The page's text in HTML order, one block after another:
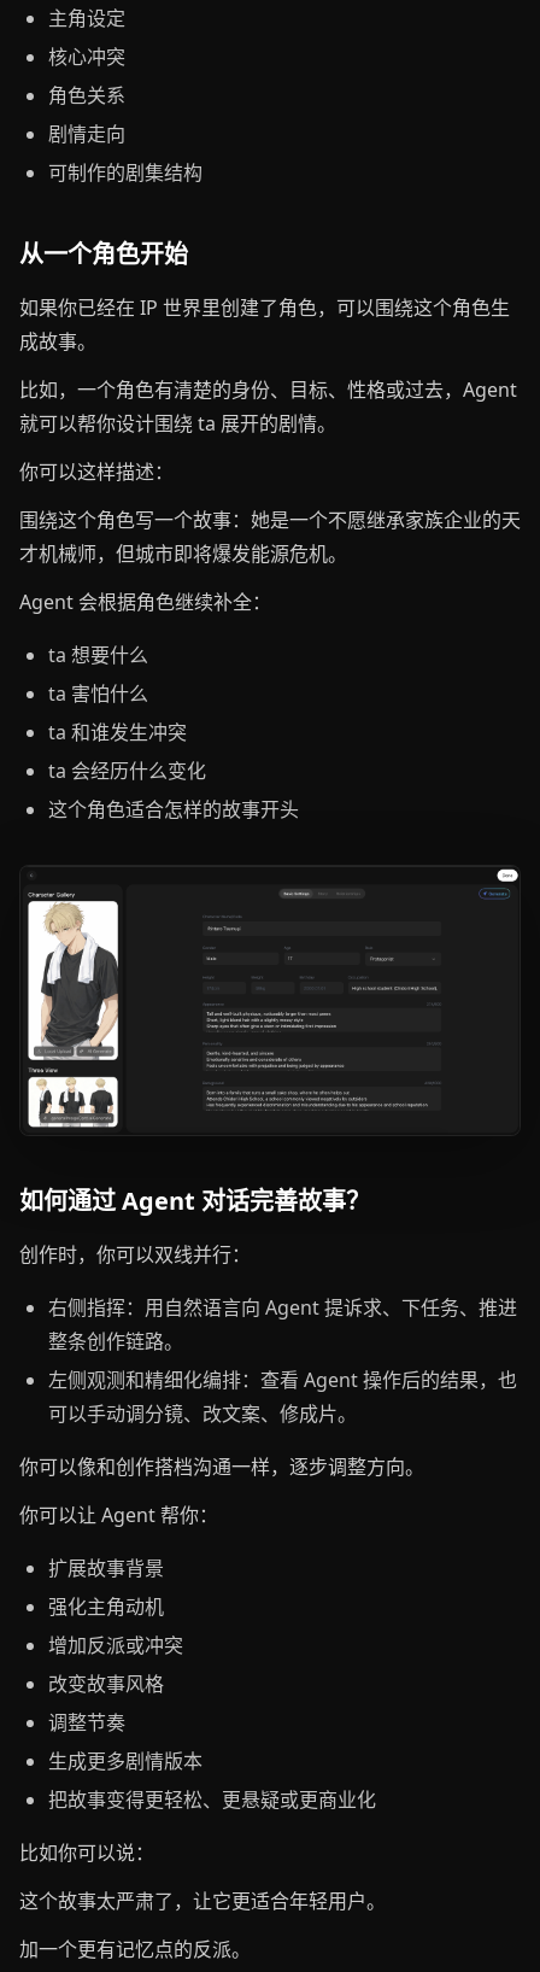
主角设定
核心冲突
角色关系
剧情走向
可制作的剧集结构
从一个角色开始
如果你已经在 IP 世界里创建了角色，可以围绕这个角色生
成故事。
比如，一个角色有清楚的身份、目标、性格或过去，Agent
就可以帮你设计围绕 ta 展开的剧情。
你可以这样描述：
围绕这个角色写一个故事：她是一个不愿继承家族企业的天
才机械师，但城市即将爆发能源危机。
Agent 会根据角色继续补全：
ta 想要什么
ta 害怕什么
ta 和谁发生冲突
ta 会经历什么变化
这个角色适合怎样的故事开头
如何通过 Agent 对话完善故事？
创作时，你可以双线并行：
右侧指挥：用自然语言向 Agent 提诉求、下任务、推进
整条创作链路。
左侧观测和精细化编排：查看 Agent 操作后的结果，也
可以手动调分镜、改文案、修成片。
你可以像和创作搭档沟通一样，逐步调整方向。
你可以让 Agent 帮你：
扩展故事背景
强化主角动机
增加反派或冲突
改变故事风格
调整节奏
生成更多剧情版本
把故事变得更轻松、更悬疑或更商业化
比如你可以说：
这个故事太严肃了，让它更适合年轻用户。
加一个更有记忆点的反派。